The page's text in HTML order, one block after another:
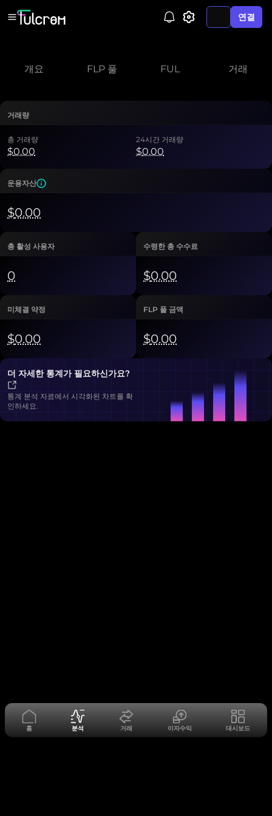
연결
개요 FLP 풀 FUL 거래
거래량
총 거래량
$0.00
24시간 거래량
$0.00
운용자산
$0.00
총 활성 사용자
0
수령한 총 수수료
$0.00
미체결 약정
$0.00
FLP 풀 금액
$0.00
더 자세한 통계가 필요하신가요?
통계 분석 자료에서 시각화된 차트를 확
인하세요.
홈 분석 거래 이자수익 대시보드